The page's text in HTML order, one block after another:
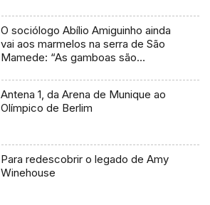
O sociólogo Abílio Amiguinho ainda
vai aos marmelos na serra de São
Mamede: “As gamboas são
Antena 1, da Arena de Munique ao
Olímpico de Berlim
Para redescobrir o legado de Amy
Winehouse